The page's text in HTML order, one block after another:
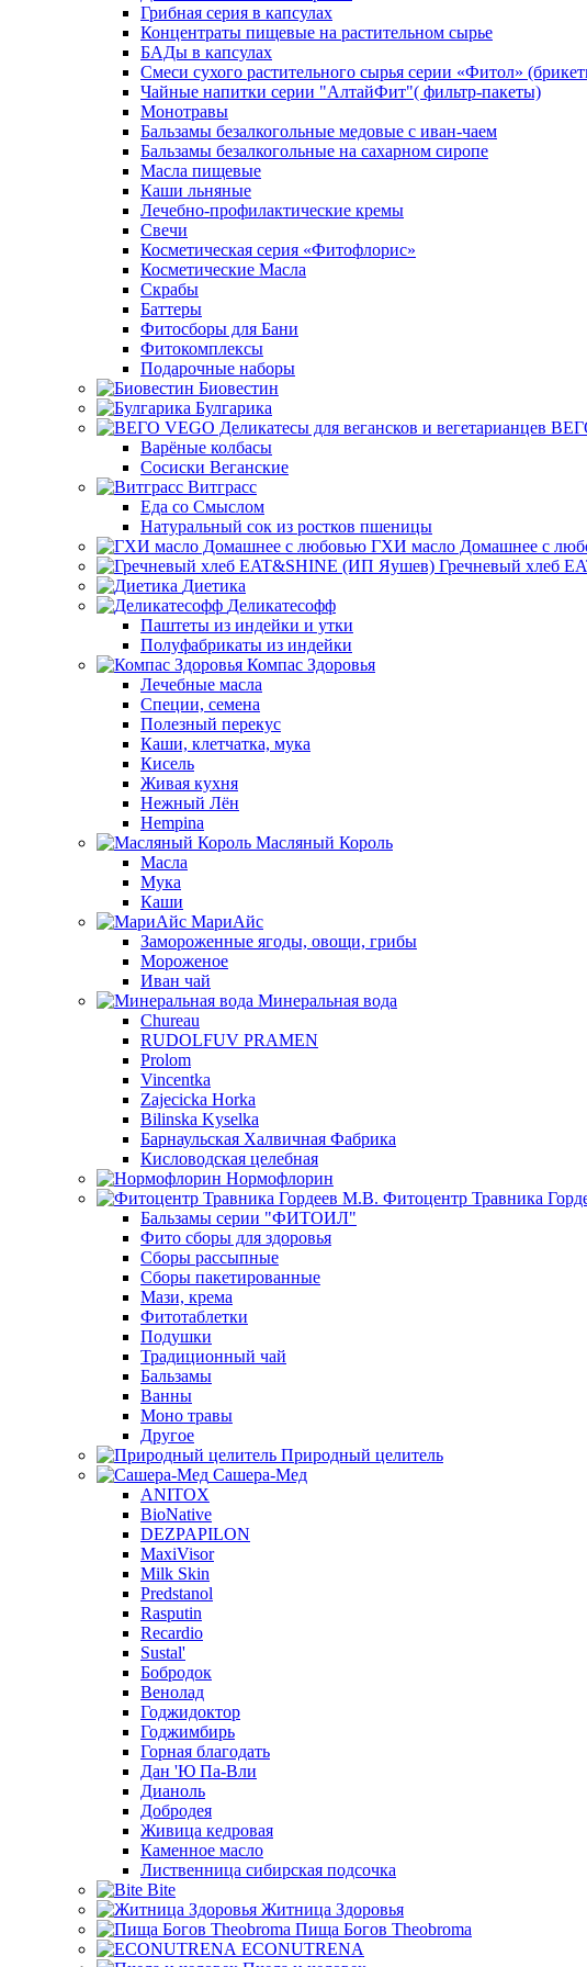
Грибная серия в капсулах
Концентраты пищевые на растительном сырье
БАДы в капсулах
Смеси сухого растительного сырья серии «Фитол»
Чайные напитки серии "АлтайФит"( фильтр-пакеты)
Монотравы
Бальзамы безалкогольные медовые с иван-чаем
Бальзамы безалкогольные на сахарном сиропе
Масла пищевые
Каши льняные
Лечебно-профилактические кремы
Свечи
Косметическая серия «Фитофлорис»
Косметические Масла
Скрабы
Баттеры
Фитосборы для Бани
Фитокомплексы
Подарочные наборы
Биовестин
Булгарика
Варёные колбасы
Сосиски Веганские
Витграсс
Еда со Смыслом
Натуральный сок из ростков пшеницы
ГХИ масло Домашнее с
Гречневый хлеб
Диетика
Деликатесофф
Паштеты из индейки и утки
Полуфабрикаты из индейки
Компас Здоровья
Лечебные масла
Специи, семена
Полезный перекус
Каши, клетчатка, мука
Кисель
Живая кухня
Нежный Лён
Hempina
Масляный Король
Масла
Мука
Каши
МариАйс
Замороженные ягоды, овощи, грибы
Мороженое
Иван чай
Минеральная вода
Chureau
RUDOLFUV PRAMEN
Prolom
Vincentka
Zajecicka Horka
Bilinska Kyselka
Барнаульская Халвичная Фабрика
Кисловодская целебная
Нормофлорин
Фитоцентр Травника
Бальзамы серии "ФИТОИЛ"
Фито сборы для здоровья
Сборы рассыпные
Сборы пакетированные
Мази, крема
Фитотаблетки
Подушки
Традиционный чай
Бальзамы
Ванны
Моно травы
Другое
Природный целитель
Сашера-Мед
ANITOX
BioNative
DEZPAPILON
MaxiVisor
Milk Skin
Predstanol
Rasputin
Recardio
Sustal'
Бобродок
Венолад
Годжидоктор
Годжимбирь
Горная благодать
Дан 'Ю Па-Вли
Дианоль
Добродея
Живица кедровая
Каменное масло
Лиственница сибирская подсочка
Bite
Житница Здоровья
Пища Богов Theobroma
ECONUTRENA